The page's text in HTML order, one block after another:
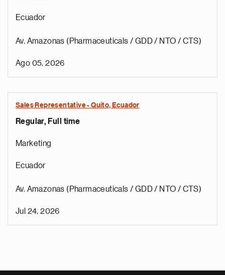
Ecuador
Av. Amazonas (Pharmaceuticals / GDD / NTO / CTS)
Ago 05, 2026
Sales Representative - Quito, Ecuador
Regular, Full time
Marketing
Ecuador
Av. Amazonas (Pharmaceuticals / GDD / NTO / CTS)
Jul 24, 2026